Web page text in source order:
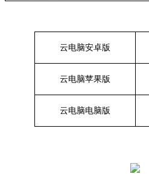
云电脑安卓版
云电脑苹果版
云电脑电脑版